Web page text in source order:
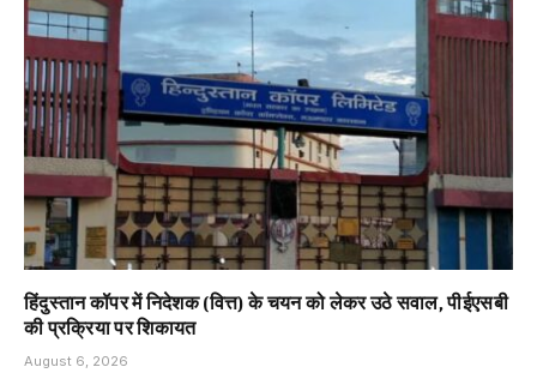
हिंदुस्तान कॉपर में निदेशक (वित्त) के चयन को लेकर उठे सवाल, पीईएसबी
की प्रक्रिया पर शिकायत
August 6, 2026